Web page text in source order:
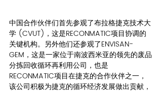
中国合作伙伴们首先参观了布拉格捷克技术大
学 (CVUT)，这是RECONMATIC项目协调的
关键机构。另外他们还参观了ENVISAN-
GEM，这是一家位于南波西米亚的领先的废品
分拣回收循环再利用公司，也是
RECONMATIC项目在捷克的合作伙伴之一，
该公司积极为捷克的循环经济发展做出贡献，